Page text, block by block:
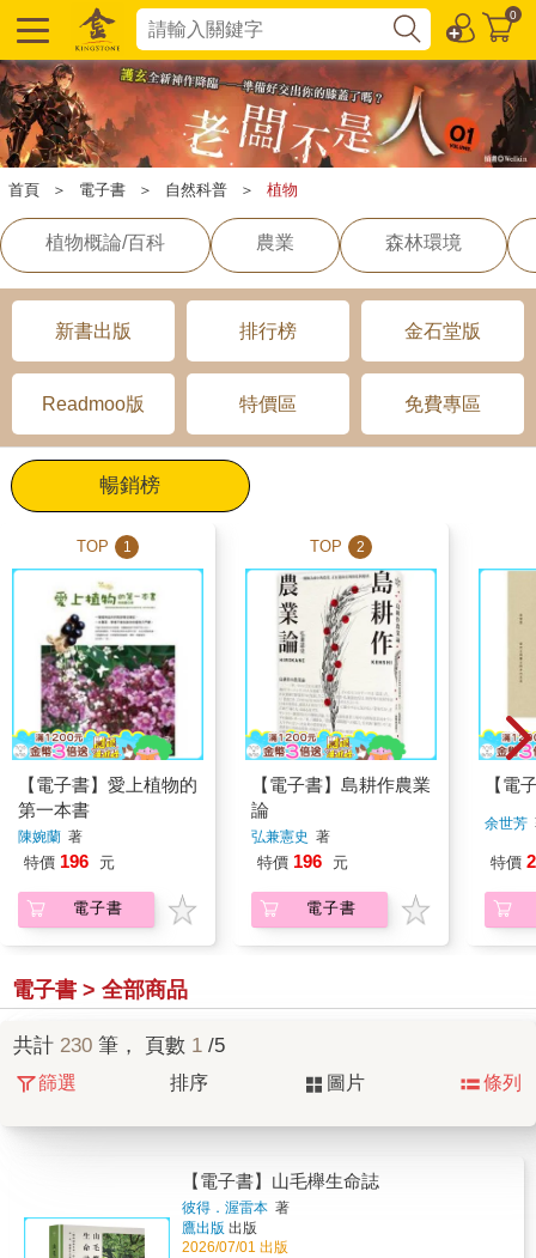
0
首頁 ＞ 電子書 ＞ 自然科普 ＞ 植物
植物概論/百科 農業 森林環境
新書出版 排行榜 金石堂版
Readmoo版 特價區 免費專區
暢銷榜
TOP 1
【電子書】愛上植物的
第一本書
陳婉蘭 著
特價 196 元
電子書
TOP 2
【電子書】島耕作農業
論
弘兼憲史 著
特價 196 元
電子書
【電
余世芳
特價
電子書 > 全部商品
共計 230 筆， 頁數 1 /5
篩選 排序 圖片 條列
【電子書】山毛櫸生命誌
彼得．渥雷本 著
鷹出版 出版
2026/07/01 出版